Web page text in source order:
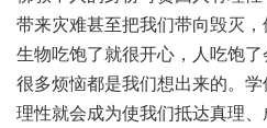
带来灾难甚至把我们带向毁灭，
生物吃饱了就很开心，人吃饱
很多烦恼都是我们想出来的。
理性就会成为使我们抵达真理